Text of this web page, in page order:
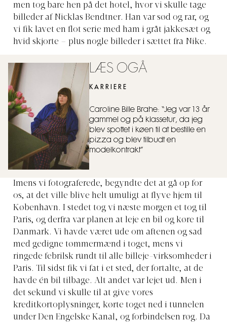
men tog bare hen på det hotel, hvor vi skulle tage
billeder af Nicklas Bendtner. Han var sød og rar, og
vi fik lavet en flot serie med ham i gråt jakkesæt og
hvid skjorte – plus nogle billeder i sættet fra Nike.
LÆS OGÅ
KARRIERE
Caroline Bille Brahe: “Jeg var 13 år
gammel og på klassetur, da jeg
blev spottet i køen til at bestille en
pizza og blev tilbudt en
modelkontrakt”
Imens vi fotograferede, begyndte det at gå op for
os, at det ville blive helt umuligt at flyve hjem til
København. I stedet tog vi næste morgen et tog til
Paris, og derfra var planen at leje en bil og køre til
Danmark. Vi havde været ude om aftenen og sad
med gedigne tømmermænd i toget, mens vi
ringede febrilsk rundt til alle billeje-virksomheder i
Paris. Til sidst fik vi fat i et sted, der fortalte, at de
havde én bil tilbage. Alt andet var lejet ud. Men i
det sekund vi skulle til at give vores
kreditkortoplysninger, kørte toget ned i tunnelen
under Den Engelske Kanal, og forbindelsen røg. Da